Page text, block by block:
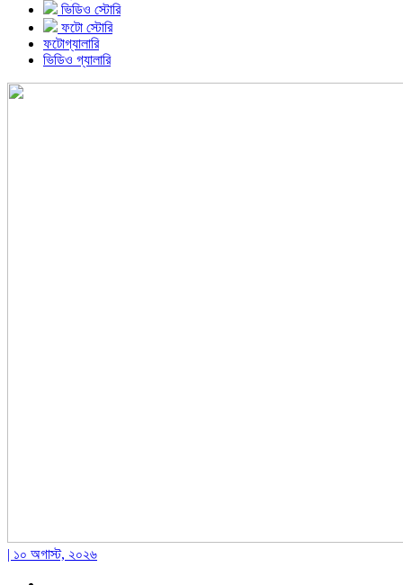
ভিডিও স্টোরি
ফটো স্টোরি
ফটোগ্যালারি
ভিডিও গ্যালারি
| ১০ অগাস্ট, ২০২৬